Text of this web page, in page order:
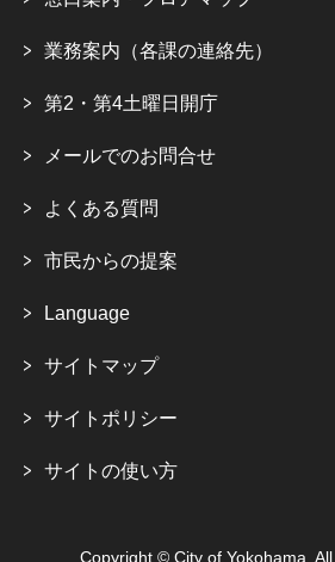
業務案内（各課の連絡先）
第2・第4土曜日開庁
メールでのお問合せ
よくある質問
市民からの提案
Language
サイトマップ
サイトポリシー
サイトの使い方
Copyright © City of Yokohama.